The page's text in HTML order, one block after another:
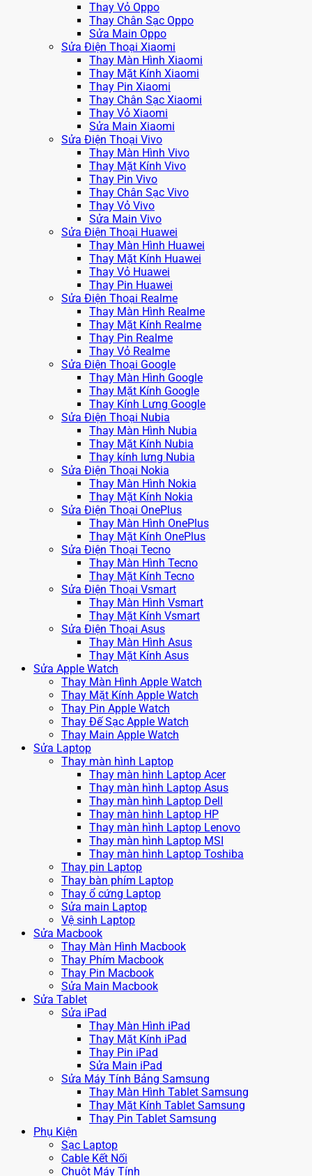
Thay Vỏ Oppo
Thay Chân Sạc Oppo
Sửa Main Oppo
Sửa Điện Thoại Xiaomi
Thay Màn Hình Xiaomi
Thay Mặt Kính Xiaomi
Thay Pin Xiaomi
Thay Chân Sạc Xiaomi
Thay Vỏ Xiaomi
Sửa Main Xiaomi
Sửa Điện Thoại Vivo
Thay Màn Hình Vivo
Thay Mặt Kính Vivo
Thay Pin Vivo
Thay Chân Sạc Vivo
Thay Vỏ Vivo
Sửa Main Vivo
Sửa Điện Thoại Huawei
Thay Màn Hình Huawei
Thay Mặt Kính Huawei
Thay Vỏ Huawei
Thay Pin Huawei
Sửa Điện Thoại Realme
Thay Màn Hình Realme
Thay Mặt Kính Realme
Thay Pin Realme
Thay Vỏ Realme
Sửa Điện Thoại Google
Thay Màn Hình Google
Thay Mặt Kính Google
Thay Kính Lưng Google
Sửa Điện Thoại Nubia
Thay Màn Hình Nubia
Thay Mặt Kính Nubia
Thay kính lưng Nubia
Sửa Điện Thoại Nokia
Thay Màn Hình Nokia
Thay Mặt Kính Nokia
Sửa Điện Thoại OnePlus
Thay Màn Hình OnePlus
Thay Mặt Kính OnePlus
Sửa Điện Thoại Tecno
Thay Màn Hình Tecno
Thay Mặt Kính Tecno
Sửa Điện Thoại Vsmart
Thay Màn Hình Vsmart
Thay Mặt Kính Vsmart
Sửa Điện Thoại Asus
Thay Màn Hình Asus
Thay Mặt Kính Asus
Sửa Apple Watch
Thay Màn Hình Apple Watch
Thay Mặt Kính Apple Watch
Thay Pin Apple Watch
Thay Đế Sạc Apple Watch
Thay Main Apple Watch
Sửa Laptop
Thay màn hình Laptop
Thay màn hình Laptop Acer
Thay màn hình Laptop Asus
Thay màn hình Laptop Dell
Thay màn hình Laptop HP
Thay màn hình Laptop Lenovo
Thay màn hình Laptop MSI
Thay màn hình Laptop Toshiba
Thay pin Laptop
Thay bàn phím Laptop
Thay ổ cứng Laptop
Sửa main Laptop
Vệ sinh Laptop
Sửa Macbook
Thay Màn Hình Macbook
Thay Phím Macbook
Thay Pin Macbook
Sửa Main Macbook
Sửa Tablet
Sửa iPad
Thay Màn Hình iPad
Thay Mặt Kính iPad
Thay Pin iPad
Sửa Main iPad
Sửa Máy Tính Bảng Samsung
Thay Màn Hình Tablet Samsung
Thay Mặt Kính Tablet Samsung
Thay Pin Tablet Samsung
Phụ Kiện
Sạc Laptop
Cable Kết Nối
Chuột Máy Tính